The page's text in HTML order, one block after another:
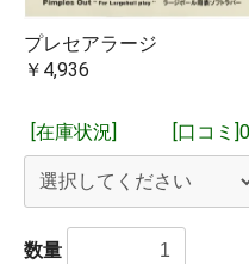
プレセアラージ
￥4,936
[在庫状況] [口コミ]0
数量
すべての商品が揃った時点
他のネット店舗でも在庫を
いる場合でも在庫切れして
承ください。
※15時までに当社にメーカ
ある商品をご注文いただい
あれば、基本的に即日ご発